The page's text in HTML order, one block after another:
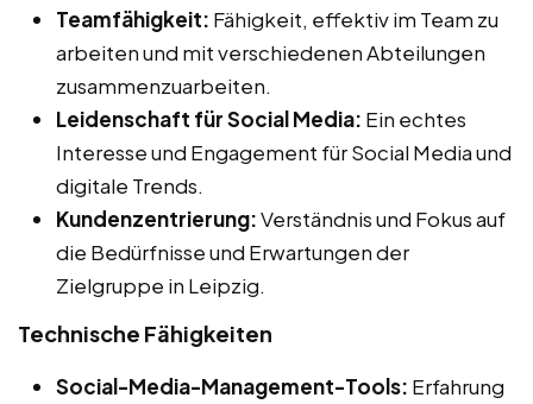
Teamfähigkeit: Fähigkeit, effektiv im Team zu
arbeiten und mit verschiedenen Abteilungen
zusammenzuarbeiten.
Leidenschaft für Social Media: Ein echtes
Interesse und Engagement für Social Media und
digitale Trends.
Kundenzentrierung:Verständnis und Fokus auf
die Bedürfnisse und Erwartungen der
Zielgruppe in Leipzig.
Technische Fähigkeiten
Social-Media-Management-Tools: Erfahrung